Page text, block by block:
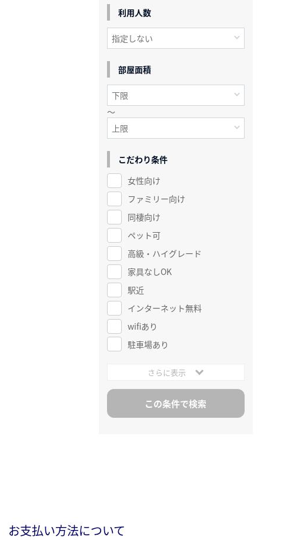
利用人数
部屋面積
～
こだわり条件
女性向け
ファミリー向け
同棲向け
ペット可
高級・ハイグレード
家具なしOK
駅近
インターネット無料
wifiあり
駐車場あり
さらに表示
お支払い方法について